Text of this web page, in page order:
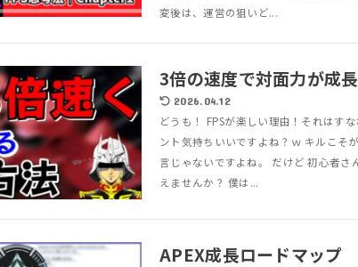
変後は、運営の狙いど...
3倍の速度で対面力が成
2026.04.12
どうも！ FPSが楽しい理由！それはす
ント気持ちいいですよね？ｗ キルこそ
言じゃないですよね。 だけど 初心者さ
えませんか？ 僕は...
APEX成長ロードマップ